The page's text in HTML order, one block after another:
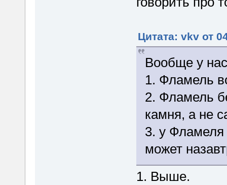
Цитата: vkv от
Вообще у
1. Фламель
2. Фламель
камня, а не
3. у Фламеля
может
1. Выше.